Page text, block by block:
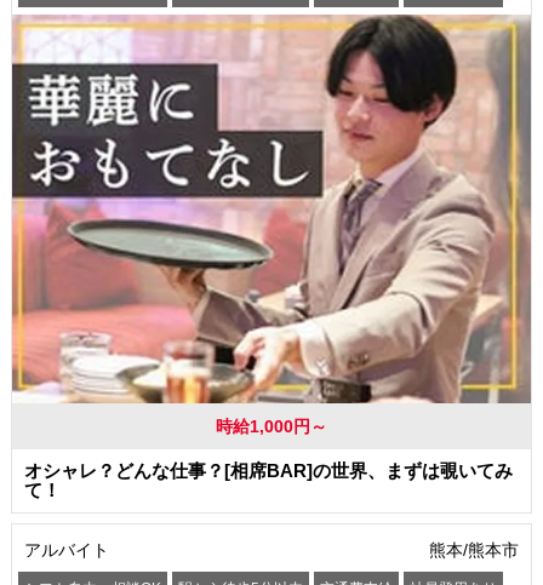
時給1,000円～
オシャレ？どんな仕事？[相席BAR]の世界、まずは覗いてみ
て！
アルバイト 熊本/熊本市